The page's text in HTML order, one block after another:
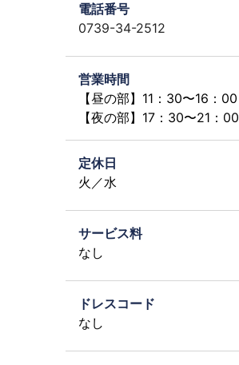
電話番号
0739-34-2512
営業時間
【昼の部】11：30〜16：00
【夜の部】17：30〜21：00
定休日
火／水
サービス料
なし
ドレスコード
なし